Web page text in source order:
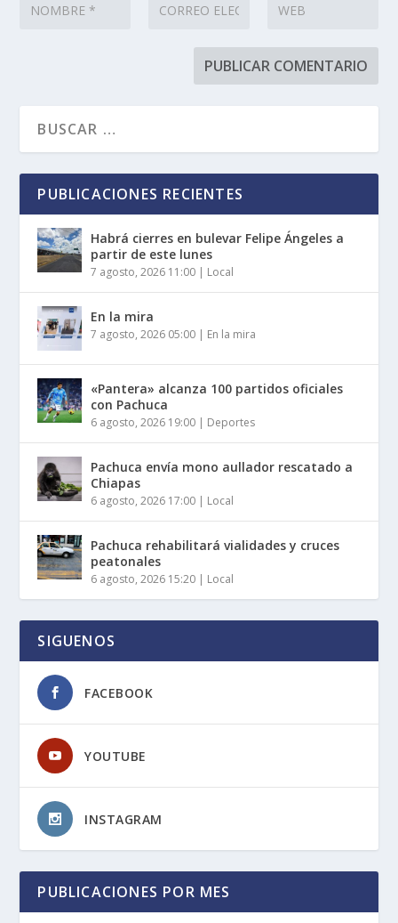
PUBLICACIONES RECIENTES
Habrá cierres en bulevar Felipe Ángeles a
partir de este lunes
7 agosto, 2026 11:00 | Local
En la mira
7 agosto, 2026 05:00 | En la mira
«Pantera» alcanza 100 partidos oficiales
con Pachuca
6 agosto, 2026 19:00 | Deportes
Pachuca envía mono aullador rescatado a
Chiapas
6 agosto, 2026 17:00 | Local
Pachuca rehabilitará vialidades y cruces
peatonales
6 agosto, 2026 15:20 | Local
SIGUENOS
FACEBOOK
YOUTUBE
INSTAGRAM
PUBLICACIONES POR MES